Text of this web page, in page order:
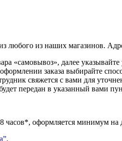
любого из наших магазинов.
«самовывоз», далее
заказа выбирайте
свяжется с вами для
передан в указанный вами
часов*, оформляется минимум на
.